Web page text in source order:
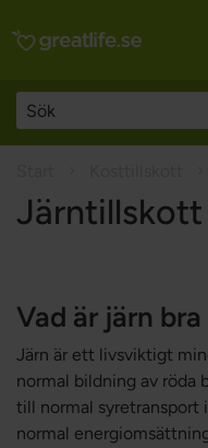
Järntillskott
Vad är järn
Järn är ett livsviktigt
normal bildning av röda
till normal syretransport
normal